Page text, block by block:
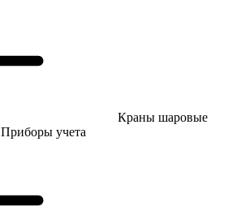
Краны шаровые
Приборы учета